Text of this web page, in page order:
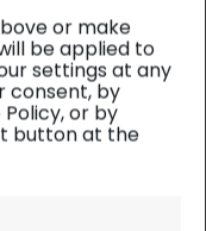
or make
be applied to
settings at any
consent, by
or by
button at the